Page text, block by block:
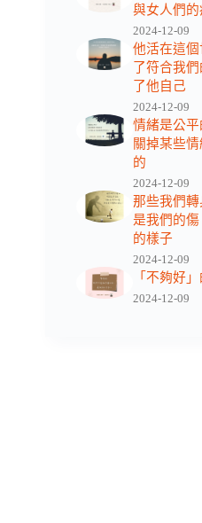
與女人們
2024-12-09
他活在這
了符合我
了他自己
2024-12-09
情緒是公
關掉某些
的
2024-12-09
那些我們
是我們的
的樣子
2024-12-09
「不夠好
2024-12-09